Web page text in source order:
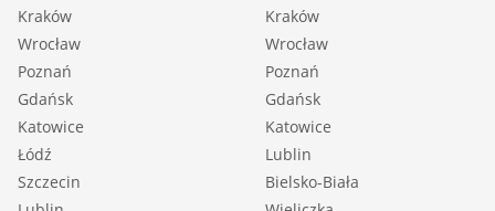
Kraków
Wrocław
Poznań
Gdańsk
Katowice
Łódź
Szczecin
Kraków
Wrocław
Poznań
Gdańsk
Katowice
Lublin
Bielsko-Biała